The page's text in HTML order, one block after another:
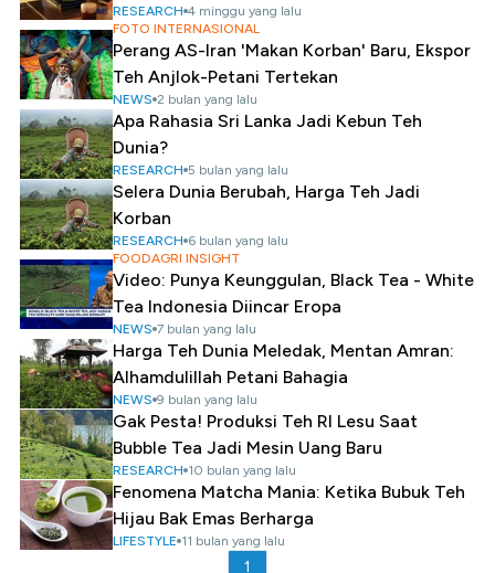
RESEARCH 4 minggu yang lalu
FOTO INTERNASIONAL
Perang AS-Iran 'Makan Korban' Baru, Ekspor
Teh Anjlok-Petani Tertekan
NEWS 2 bulan yang lalu
Apa Rahasia Sri Lanka Jadi Kebun Teh
Dunia?
RESEARCH 5 bulan yang lalu
Selera Dunia Berubah, Harga Teh Jadi
Korban
RESEARCH 6 bulan yang lalu
FOODAGRI INSIGHT
Video: Punya Keunggulan, Black Tea - White
Tea Indonesia Diincar Eropa
NEWS 7 bulan yang lalu
Harga Teh Dunia Meledak, Mentan Amran:
Alhamdulillah Petani Bahagia
NEWS 9 bulan yang lalu
Gak Pesta! Produksi Teh RI Lesu Saat
Bubble Tea Jadi Mesin Uang Baru
RESEARCH 10 bulan yang lalu
Fenomena Matcha Mania: Ketika Bubuk Teh
Hijau Bak Emas Berharga
LIFESTYLE 11 bulan yang lalu
1